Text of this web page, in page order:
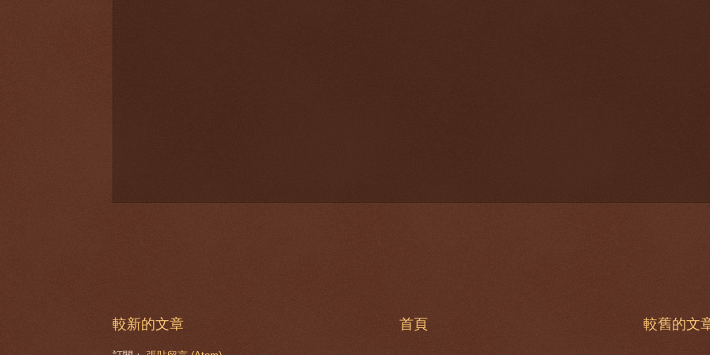
較新的文章 較舊的文
首頁